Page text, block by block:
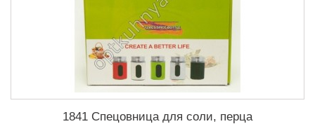
1841 Спецовница для соли, перца